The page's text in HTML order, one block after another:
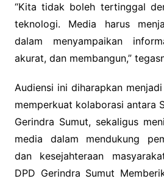
“Kita tidak boleh tertinggal
teknologi. Media harus
dalam menyampaikan
akurat, dan membangun,”
Audiensi ini diharapkan
memperkuat kolaborasi antara
Gerindra Sumut, sekaligus
media dalam mendukung
dan kesejahteraan
DPD Gerindra Sumut